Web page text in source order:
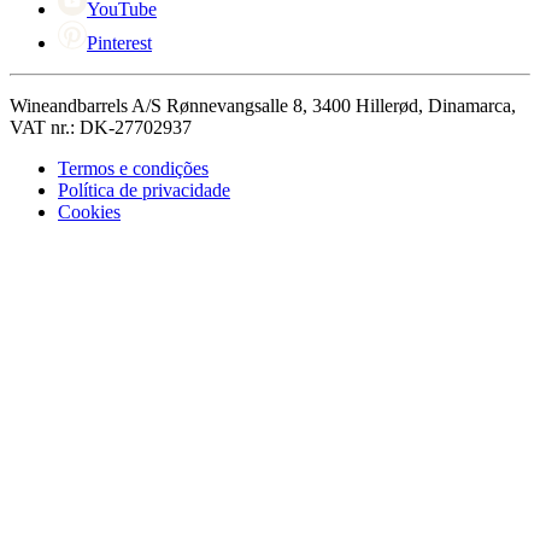
YouTube
Pinterest
Wineandbarrels A/S Rønnevangsalle 8, 3400 Hillerød, Dinamarca,
VAT nr.: DK-27702937
Termos e condições
Política de privacidade
Cookies